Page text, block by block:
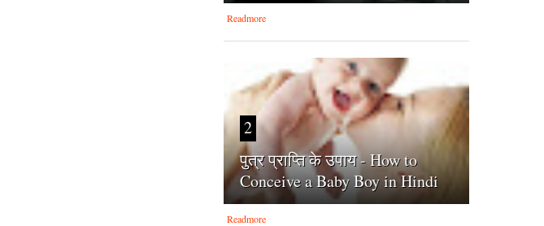
Readmore
2
पुत्र प्राप्ति के उपाय - How to
Conceive a Baby Boy in Hindi
Readmore